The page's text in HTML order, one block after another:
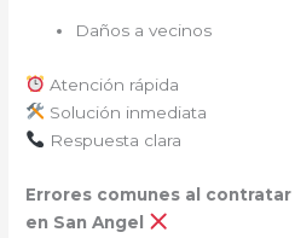
Daños a vecinos
Atención rápida
Solución inmediata
Respuesta clara
Errores comunes al
en San Angel